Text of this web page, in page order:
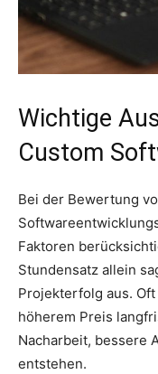
Wichtige
Custom
Bei der Bewertung
Faktoren
Stundensatz allein
Projekterfolg aus.
höherem Preis
Nacharbeit, bessere
entstehen.